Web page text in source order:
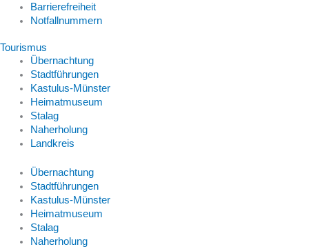
Barrierefreiheit
Notfallnummern
Tourismus
Übernachtung
Stadtführungen
Kastulus-Münster
Heimatmuseum
Stalag
Naherholung
Landkreis
Übernachtung
Stadtführungen
Kastulus-Münster
Heimatmuseum
Stalag
Naherholung